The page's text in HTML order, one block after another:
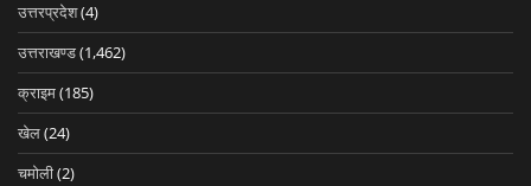
उत्तरप्रदेश(4)
उत्तराखण्ड(1,462)
क्राइम(185)
खेल(24)
चमोली(2)